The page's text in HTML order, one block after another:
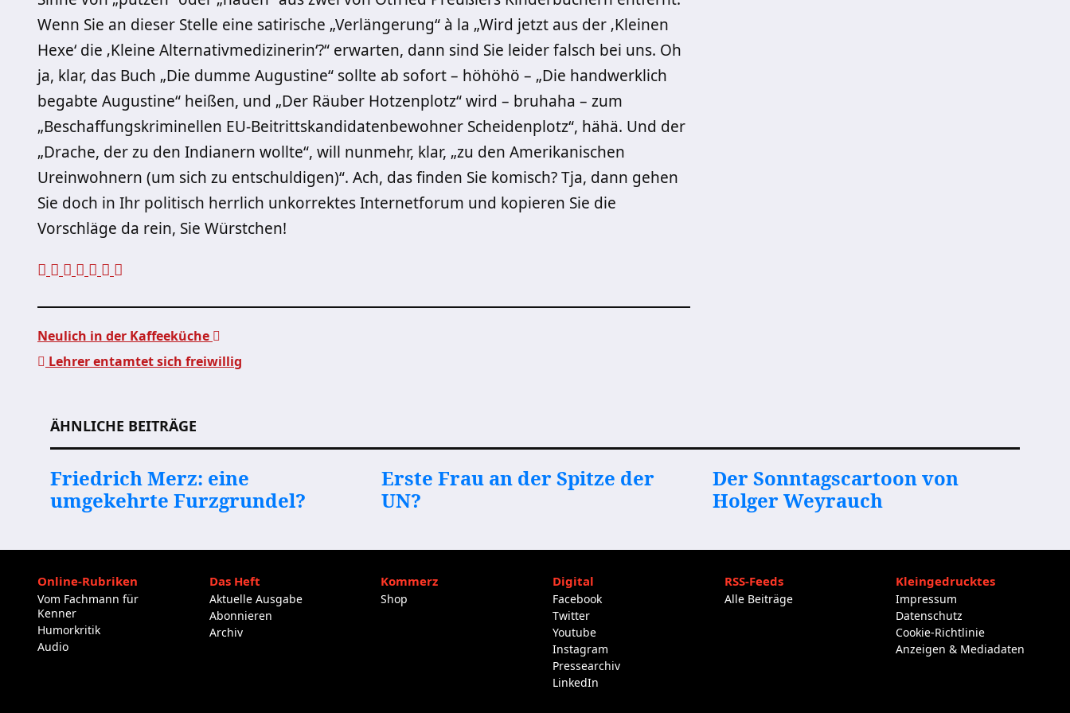
Wenn Sie an dieser Stelle eine satirische „Verlängerung“ à la „Wird jetzt aus der ‚Kleinen
Hexe‘ die ‚Kleine Alternativmedizinerin‘?“ erwarten, dann sind Sie leider falsch bei uns. Oh
ja, klar, das Buch „Die dumme Augustine“ sollte ab sofort – höhöhö – „Die handwerklich
begabte Augustine“ heißen, und „Der Räuber Hotzenplotz“ wird – bruhaha – zum
„Beschaffungskriminellen EU-Beitrittskandidatenbewohner Scheidenplotz“, hähä. Und der
„Drache, der zu den Indianern wollte“, will nunmehr, klar, „zu den Amerikanischen
Ureinwohnern (um sich zu entschuldigen)“. Ach, das finden Sie komisch? Tja, dann gehen
Sie doch in Ihr politisch herrlich unkorrektes Internetforum und kopieren Sie die
Vorschläge da rein, Sie Würstchen!
Neulich in der Kaffeeküche
Lehrer entamtet sich freiwillig
ÄHNLICHE BEITRÄGE
Friedrich Merz: eine
umgekehrte Furzgrundel?
Erste Frau an der Spitze der
UN?
Der Sonntagscartoon von
Holger Weyrauch
Online-Rubriken
Vom Fachmann für
Kenner
Humorkritik
Audio
Das Heft
Aktuelle Ausgabe
Abonnieren
Archiv
Kommerz
Shop
Digital
Facebook
Twitter
Youtube
Instagram
Pressearchiv
LinkedIn
RSS-Feeds
Alle Beiträge
Kleingedrucktes
Impressum
Datenschutz
Cookie-Richtlinie
Anzeigen & Mediadaten